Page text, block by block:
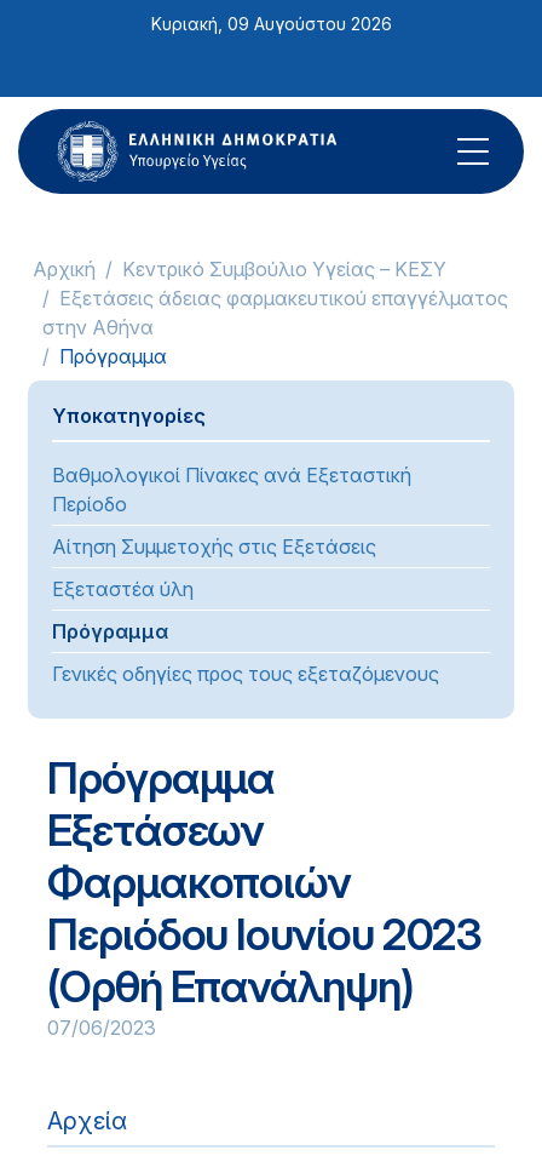
ιστότοπος
περιλαμβάνει
ένα
σύστημα
Κυριακή, 09 Αυγούστου 2026
Αρχική
Κεντρικό Συμβούλιο Υγείας – ΚΕΣΥ
Εξετάσεις άδειας φαρμακευτικού επαγγέλματος
στην Αθήνα
Πρόγραμμα
Υποκατηγορίες
Βαθμολογικοί Πίνακες ανά Εξεταστική
Περίοδο
Αίτηση Συμμετοχής στις Εξετάσεις
Εξεταστέα ύλη
Πρόγραμμα
Γενικές οδηγίες προς τους εξεταζόμενους
Πρόγραμμα
Εξετάσεων
Φαρμακοποιών
Περιόδου Ιουνίου 2023
(Ορθή Επανάληψη)
07/06/2023
Αρχεία